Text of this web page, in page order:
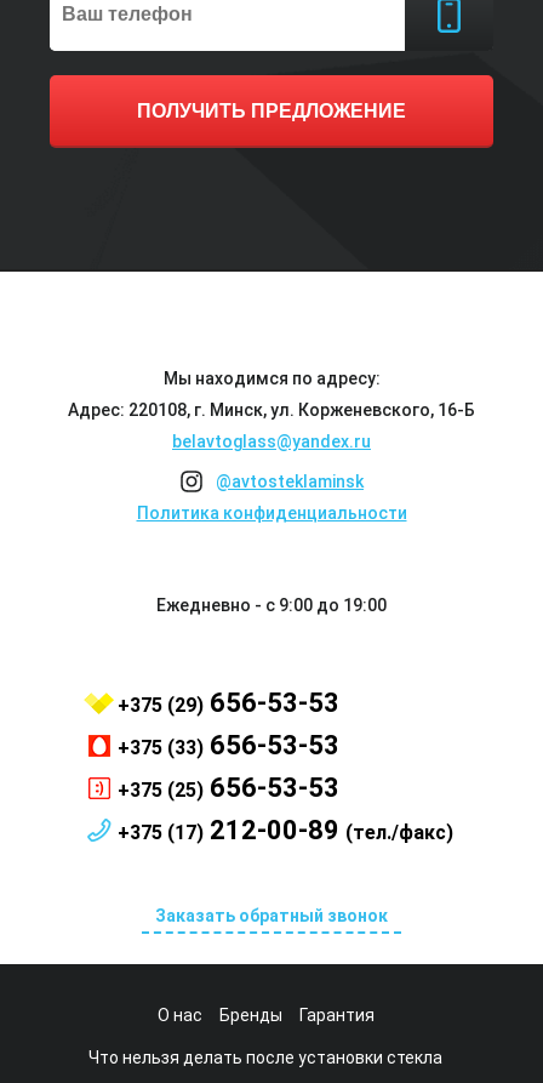
ПОЛУЧИТЬ ПРЕДЛОЖЕНИЕ
Мы находимся по адресу:
Адрес: 220108, г. Минск, ул. Корженевского, 16-Б
belavtoglass@yandex.ru
@avtosteklaminsk
Политика конфиденциальности
Ежедневно - с 9:00 до 19:00
+375 (29) 656-53-53
+375 (33) 656-53-53
+375 (25) 656-53-53
+375 (17) 212-00-89 (тел./факс)
Заказать обратный звонок
О нас Бренды Гарантия
Что нельзя делать после установки стекла